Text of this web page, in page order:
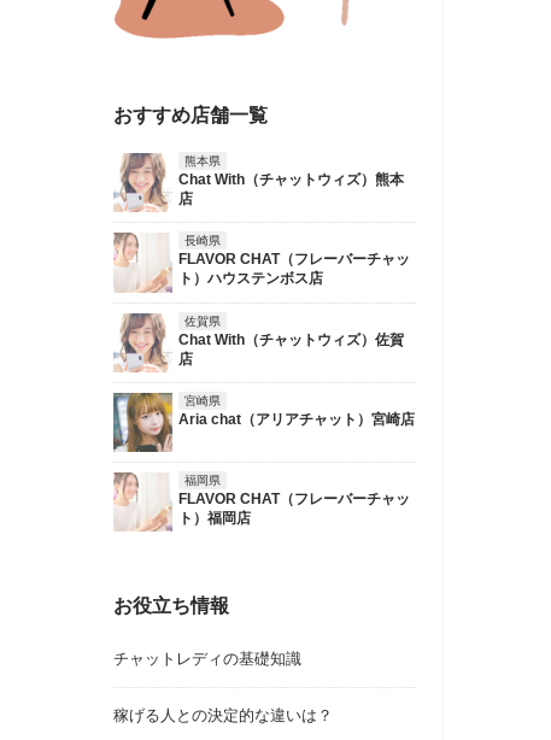
おすすめ店舗一覧
熊本県
Chat With（チャットウィズ）熊本
店
長崎県
FLAVOR CHAT（フレーバーチャッ
ト）ハウステンボス店
佐賀県
Chat With（チャットウィズ）佐賀
店
宮崎県
Aria chat（アリアチャット）宮崎店
福岡県
FLAVOR CHAT（フレーバーチャッ
ト）福岡店
お役立ち情報
チャットレディの基礎知識
稼げる人との決定的な違いは？